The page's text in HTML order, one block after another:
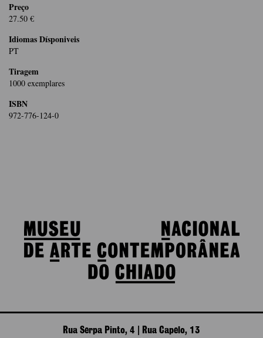
Preço
27.50 €
Idiomas Dísponiveis
PT
Tiragem
1000 exemplares
ISBN
972-776-124-0
Rua Serpa Pinto, 4 | Rua Capelo, 13